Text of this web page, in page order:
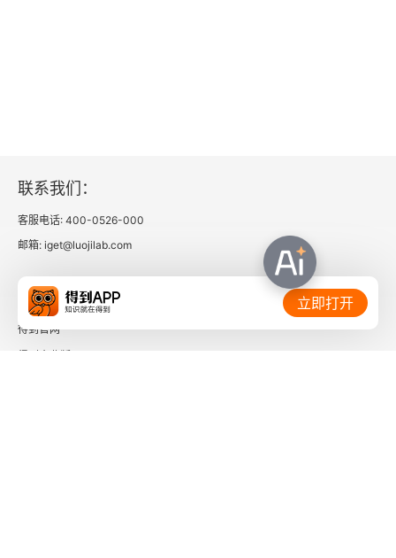
联系我们：
客服电话: 400-0526-000
邮箱: iget@luojilab.com
相关链接：
得到官网
立即打开